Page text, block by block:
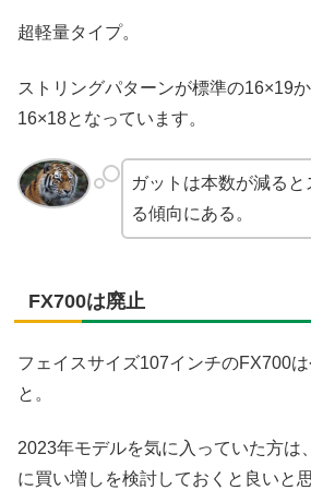
超軽量タイプ。
ストリングパターンが標準の16×19
16×18となっています。
ガットは本数が減る
る傾向にある。
FX700は廃止
フェイスサイズ107インチのFX700
と。
2023年モデルを気に入っていた方は
に買い増しを検討しておくと良いと